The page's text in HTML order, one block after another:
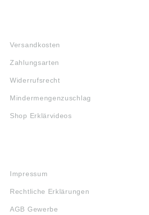
Versandkosten
Zahlungsarten
Widerrufsrecht
Mindermengenzuschlag
Shop Erklärvideos
Impressum
Rechtliche Erklärungen
AGB Gewerbe